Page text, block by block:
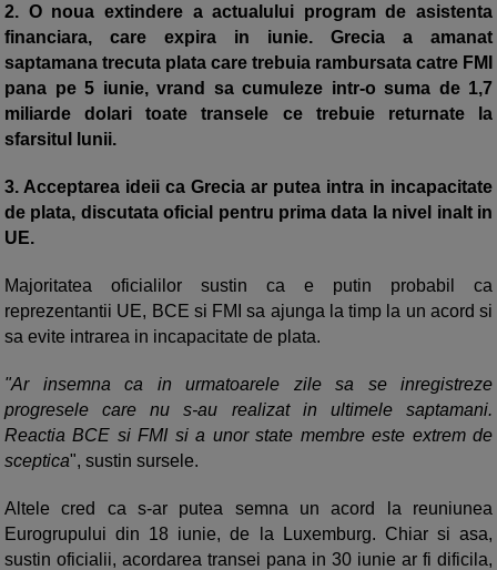
2. O noua extindere a actualului program de asistenta
financiara, care expira in iunie. Grecia a amanat
saptamana trecuta plata care trebuia rambursata catre FMI
pana pe 5 iunie, vrand sa cumuleze intr-o suma de 1,7
miliarde dolari toate transele ce trebuie returnate la
sfarsitul lunii.
3. Acceptarea ideii ca Grecia ar putea intra in incapacitate
de plata, discutata oficial pentru prima data la nivel inalt in
UE.
Majoritatea oficialilor sustin ca e putin probabil ca
reprezentantii UE, BCE si FMI sa ajunga la timp la un acord si
sa evite intrarea in incapacitate de plata.
"Ar insemna ca in urmatoarele zile sa se inregistreze
progresele care nu s-au realizat in ultimele saptamani.
Reactia BCE si FMI si a unor state membre este extrem de
sceptica", sustin sursele.
Altele cred ca s-ar putea semna un acord la reuniunea
Eurogrupului din 18 iunie, de la Luxemburg. Chiar si asa,
sustin oficialii, acordarea transei pana in 30 iunie ar fi dificila,